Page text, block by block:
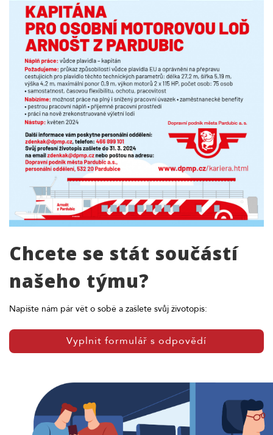
Chcete se stát součástí
našeho týmu?
Napište nám pár vět o sobě a zašlete svůj životopis:
Vyplnit formulář s odpovědí